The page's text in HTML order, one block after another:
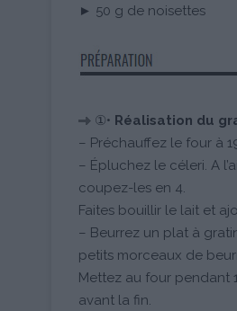
► 50 g de noisettes
①• Réalisation du
– Préchauffez le four à
– Épluchez le céleri. A
coupez-les en 4.
Faites bouillir le lait et
– Beurrez un plat à
petits morceaux de
Mettez au four pendant
avant la fin.